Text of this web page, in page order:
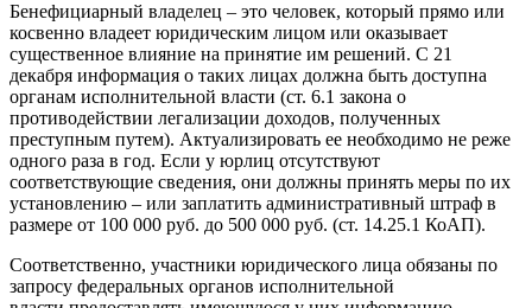
Бенефициарный владелец – это человек, который прямо или
косвенно владеет юридическим лицом или оказывает
существенное влияние на принятие им решений. С 21
декабря информация о таких лицах должна быть доступна
органам исполнительной власти (ст. 6.1 закона о
противодействии легализации доходов, полученных
преступным путем). Актуализировать ее необходимо не реже
одного раза в год. Если у юрлиц отсутствуют
соответствующие сведения, они должны принять меры по их
установлению – или заплатить административный штраф в
размере от 100 000 руб. до 500 000 руб. (ст. 14.25.1 КоАП).
Соответственно, участники юридического лица обязаны по
запросу федеральных органов исполнительной